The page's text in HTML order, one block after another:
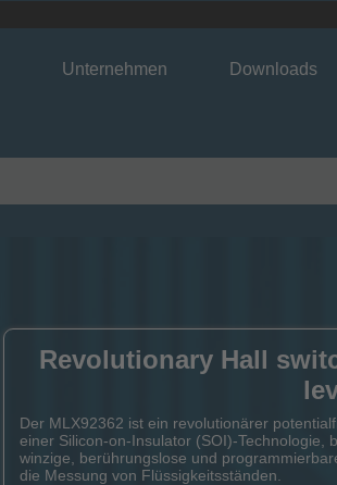
Unternehmen Downloads
Revolutionary Hall
Der MLX92362 ist ein revolutionärer
einer Silicon-on-Insulator (SOI)-Technologie,
winzige, berührungslose und
die Messung von Flüssigkeitsständen.